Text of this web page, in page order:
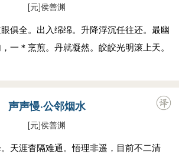
[元]侯善渊
俱全。出入绵绵。升降浮沉任往还。最幽
一＊烹煎。丹就凝然。皎皎光明滚上天。
声声慢·公邻烟水
[元]侯善渊
天涯杳隔难通。悟理非遥，目前不二清